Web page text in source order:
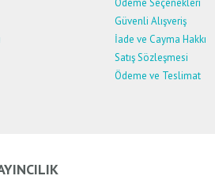
Ödeme Seçenekleri
Güvenli Alışveriş
İade ve Cayma Hakkı
Satış Sözleşmesi
Ödeme ve Teslimat